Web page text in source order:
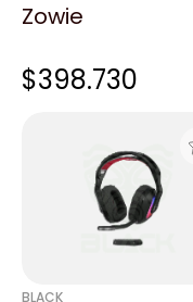
Zowie
AURICULAR LOGITECH
$398.730
BLACK